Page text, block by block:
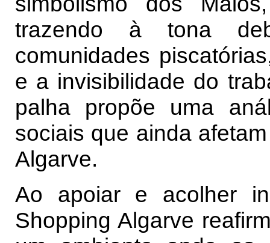
trazendo à tona
comunidades
e a invisibilidade do
palha propõe uma
sociais que ainda
Algarve.
Ao apoiar e acolher
Shopping Algarve